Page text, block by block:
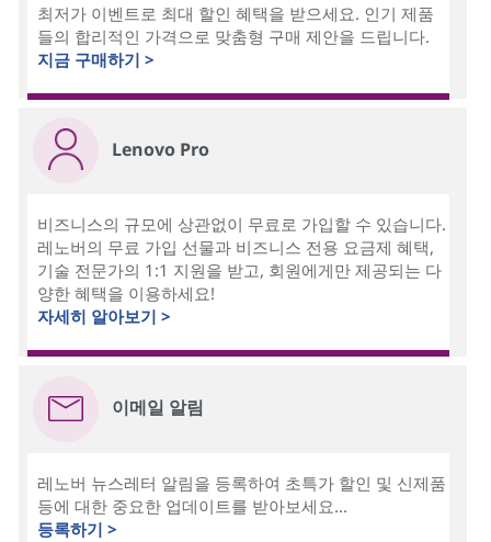
최저가 이벤트로 최대 할인 혜택을 받으세요. 인기 제품
들의 합리적인 가격으로 맞춤형 구매 제안을 드립니다.
지금 구매하기 >
Lenovo Pro
비즈니스의 규모에 상관없이 무료로 가입할 수 있습니다.
레노버의 무료 가입 선물과 비즈니스 전용 요금제 혜택,
기술 전문가의 1:1 지원을 받고, 회원에게만 제공되는 다
양한 혜택을 이용하세요!
자세히 알아보기 >
이메일 알림
레노버 뉴스레터 알림을 등록하여 초특가 할인 및 신제품
등에 대한 중요한 업데이트를 받아보세요...
등록하기 >